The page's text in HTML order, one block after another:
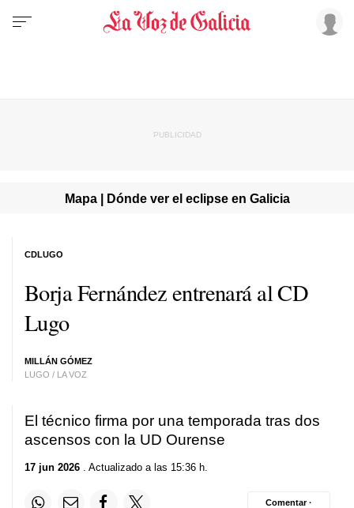
Mapa | Dónde ver el eclipse en Galicia
Borja Fernández entrenará al CD
Lugo
MILLÁN GÓMEZ
LUGO / LA VOZ
CDLUGO
El técnico firma por una temporada tras dos
ascensos con la UD Ourense
17 jun 2026 . Actualizado a las 15:36 h.
Comentar ·